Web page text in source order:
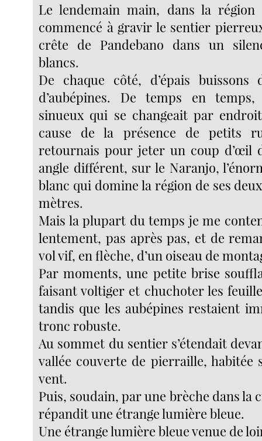
Le lendemain main, dans la région
commencé à gravir le sentier
crête de Pandebano dans un
blancs.
De chaque côté, d’épais buissons
d’aubépines. De temps en
sinueux qui se changeait par
cause de la présence de petits
retournais pour jeter un coup d’œil
angle différent, sur le Naranjo,
blanc qui domine la région de ses
mètres.
Mais la plupart du temps je me
lentement, pas après pas, et de
vol vif, en flèche, d’un oiseau de
Par moments, une petite brise
faisant voltiger et chuchoter les
tandis que les aubépines restaient
tronc robuste.
Au sommet du sentier s’étendait
vallée couverte de pierraille, habitée
vent.
Puis, soudain, par une brèche dans la
répandit une étrange lumière bleue.
Une étrange lumière bleue venue de